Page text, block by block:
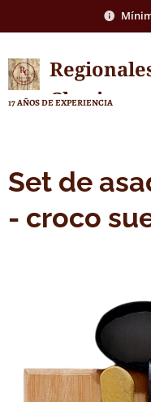
Chasico
17 AÑOS DE EXPERIENCIA
Set de
- croco